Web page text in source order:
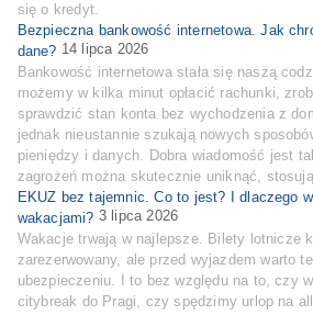
się o kredyt.
Bezpieczna bankowość internetowa. Jak
dane? 14 lipca 2026
Bankowość internetowa stała się naszą
możemy w kilka minut opłacić rachunki,
sprawdzić stan konta bez wychodzenia z
jednak nieustannie szukają nowych
pieniędzy i danych. Dobra wiadomość jest
zagrożeń można skutecznie uniknąć,
EKUZ bez tajemnic. Co to jest? I dlaczego
wakacjami? 3 lipca 2026
Wakacje trwają w najlepsze. Bilety lotnicze
zarezerwowany, ale przed wyjazdem warto
ubezpieczeniu. I to bez względu na to, czy
citybreak do Pragi, czy spędzimy urlop na